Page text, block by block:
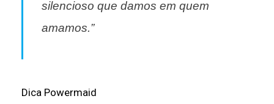
silencioso que damos em quem
amamos.”
Dica Powermaid